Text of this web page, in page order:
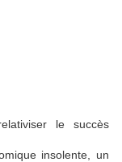
le succès
insolente, un